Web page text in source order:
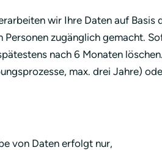
wir Ihre Daten auf
zugänglich gemacht.
nach 6 Monaten
max. drei Jahre)
von Daten erfolgt nur,